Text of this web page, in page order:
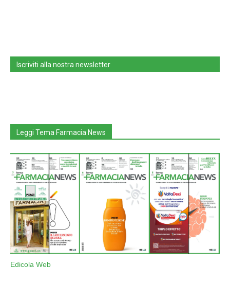
Iscriviti alla nostra newsletter
Leggi Tema Farmacia News
Edicola Web